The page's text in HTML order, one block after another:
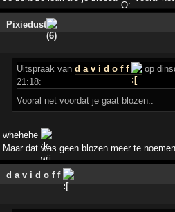
Pixiedust
Uitspraak vand a v i d o f f
op
21:18:
Vooral net voordat je gaat blozen..
whehehe
Maar dat was geen blozen meer te
d a v i d o f f